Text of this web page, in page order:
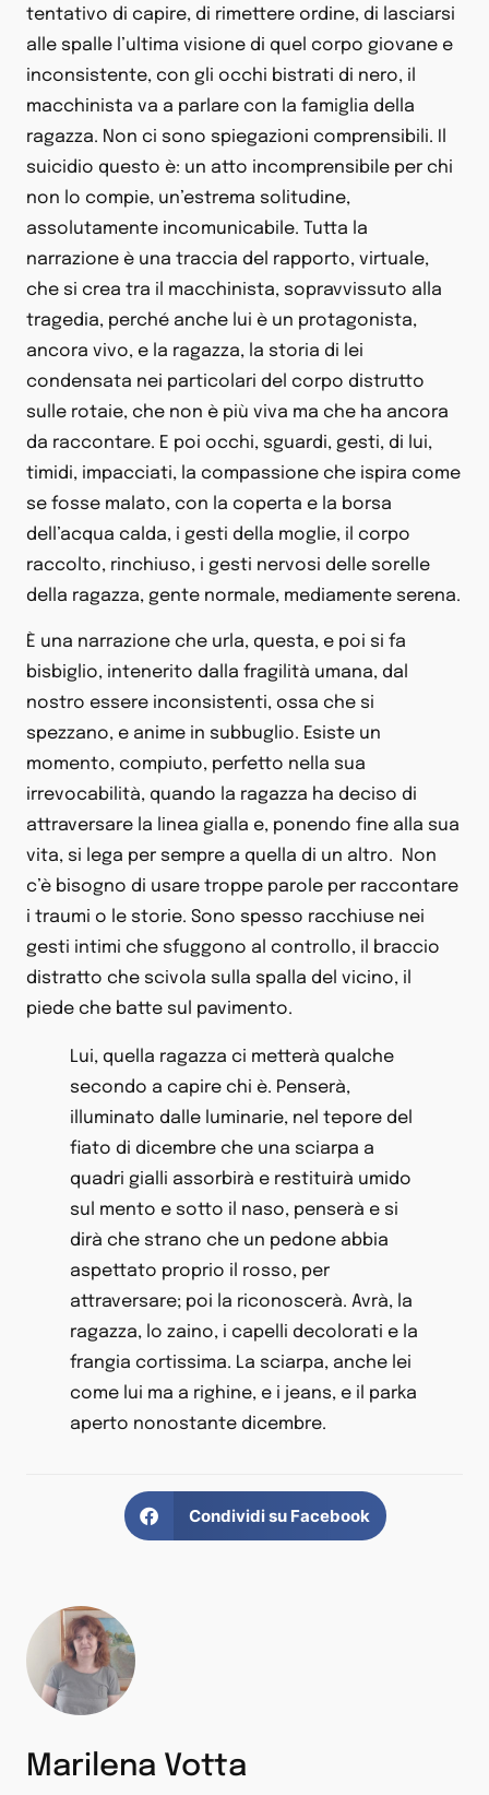
tentativo di capire, di rimettere ordine, di lasciarsi
alle spalle l’ultima visione di quel corpo giovane e
inconsistente, con gli occhi bistrati di nero, il
macchinista va a parlare con la famiglia della
ragazza. Non ci sono spiegazioni comprensibili. Il
suicidio questo è: un atto incomprensibile per chi
non lo compie, un’estrema solitudine,
assolutamente incomunicabile. Tutta la
narrazione è una traccia del rapporto, virtuale,
che si crea tra il macchinista, sopravvissuto alla
tragedia, perché anche lui è un protagonista,
ancora vivo, e la ragazza, la storia di lei
condensata nei particolari del corpo distrutto
sulle rotaie, che non è più viva ma che ha ancora
da raccontare. E poi occhi, sguardi, gesti, di lui,
timidi, impacciati, la compassione che ispira come
se fosse malato, con la coperta e la borsa
dell’acqua calda, i gesti della moglie, il corpo
raccolto, rinchiuso, i gesti nervosi delle sorelle
della ragazza, gente normale, mediamente serena.
È una narrazione che urla, questa, e poi si fa
bisbiglio, intenerito dalla fragilità umana, dal
nostro essere inconsistenti, ossa che si
spezzano, e anime in subbuglio. Esiste un
momento, compiuto, perfetto nella sua
irrevocabilità, quando la ragazza ha deciso di
attraversare la linea gialla e, ponendo fine alla sua
vita, si lega per sempre a quella di un altro. Non
c’è bisogno di usare troppe parole per raccontare
i traumi o le storie. Sono spesso racchiuse nei
gesti intimi che sfuggono al controllo, il braccio
distratto che scivola sulla spalla del vicino, il
piede che batte sul pavimento.
Lui, quella ragazza ci metterà qualche
secondo a capire chi è. Penserà,
illuminato dalle luminarie, nel tepore del
fiato di dicembre che una sciarpa a
quadri gialli assorbirà e restituirà umido
sul mento e sotto il naso, penserà e si
dirà che strano che un pedone abbia
aspettato proprio il rosso, per
attraversare; poi la riconoscerà. Avrà, la
ragazza, lo zaino, i capelli decolorati e la
frangia cortissima. La sciarpa, anche lei
come lui ma a righine, e i jeans, e il parka
aperto nonostante dicembre.
Condividi su Facebook
Marilena Votta